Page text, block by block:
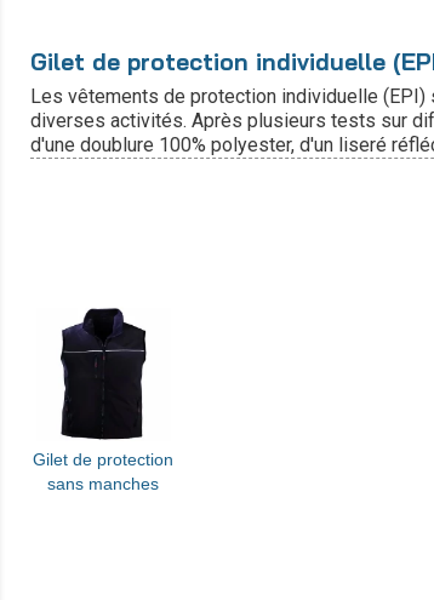
Gilet de protection individuelle
Les vêtements de protection individuelle
diverses activités. Après plusieurs tests sur
d'une doublure 100% polyester, d'un liseré
Gilet de protection
sans manches